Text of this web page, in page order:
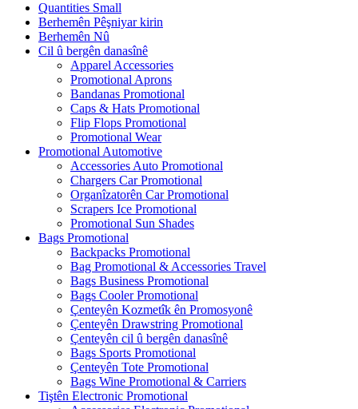
Quantities Small
Berhemên Pêşniyar kirin
Berhemên Nû
Cil û bergên danasînê
Apparel Accessories
Promotional Aprons
Bandanas Promotional
Caps & Hats Promotional
Flip Flops Promotional
Promotional Wear
Promotional Automotive
Accessories Auto Promotional
Chargers Car Promotional
Organîzatorên Car Promotional
Scrapers Ice Promotional
Promotional Sun Shades
Bags Promotional
Backpacks Promotional
Bag Promotional & Accessories Travel
Bags Business Promotional
Bags Cooler Promotional
Çenteyên Kozmetîk ên Promosyonê
Çenteyên Drawstring Promotional
Çenteyên cil û bergên danasînê
Bags Sports Promotional
Çenteyên Tote Promotional
Bags Wine Promotional & Carriers
Tiştên Electronic Promotional